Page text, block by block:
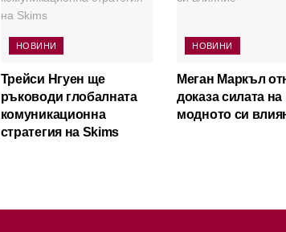
НОВИНИ
Трейси Нгуен ще
ръководи глобалната
комуникационна
стратегия на Skims
НОВИНИ
Меган Маркъл
доказа силата на
модното си